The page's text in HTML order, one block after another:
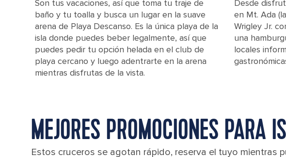
Son tus vacaciones, así que toma tu traje de
baño y tu toalla y busca un lugar en la suave
arena de Playa Descanso. Es la única playa de la
isla donde puedes beber legalmente, así que
puedes pedir tu opción helada en el club de
playa cercano y luego adentrarte en la arena
mientras disfrutas de la vista.
Desde
en Mt. Ada
Wrigley Jr.
una
locales
MEJORES PROMOCIONES PARA
Estos cruceros se agotan rápido, reserva el tuyo mientras